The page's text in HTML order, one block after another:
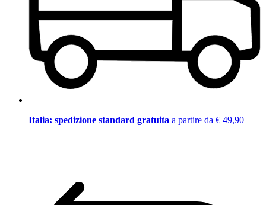
Italia: spedizione standard gratuita a partire da € 49,90